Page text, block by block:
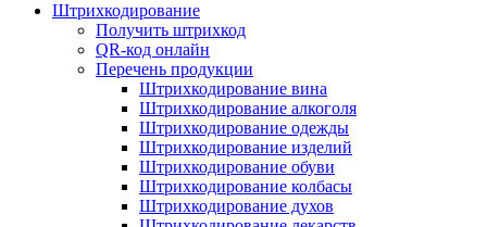
Штрихкодирование
Получить штрихкод
QR-код онлайн
Перечень продукции
Штрихкодирование вина
Штрихкодирование алкоголя
Штрихкодирование одежды
Штрихкодирование изделий
Штрихкодирование обуви
Штрихкодирование колбасы
Штрихкодирование духов